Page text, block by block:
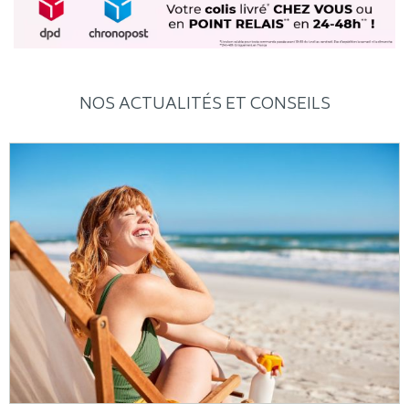
NOS ACTUALITÉS ET CONSEILS